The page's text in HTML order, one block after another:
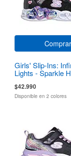
Comprar
Girls' Slip-Ins:
Lights - Sparkle
$42.990
Disponible en 2 colores